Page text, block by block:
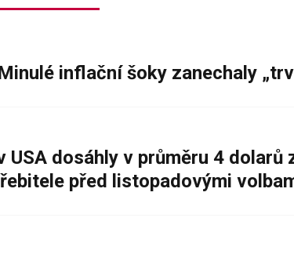
inflační šoky zanechaly
USA dosáhly v průměru 4
před listopadovými